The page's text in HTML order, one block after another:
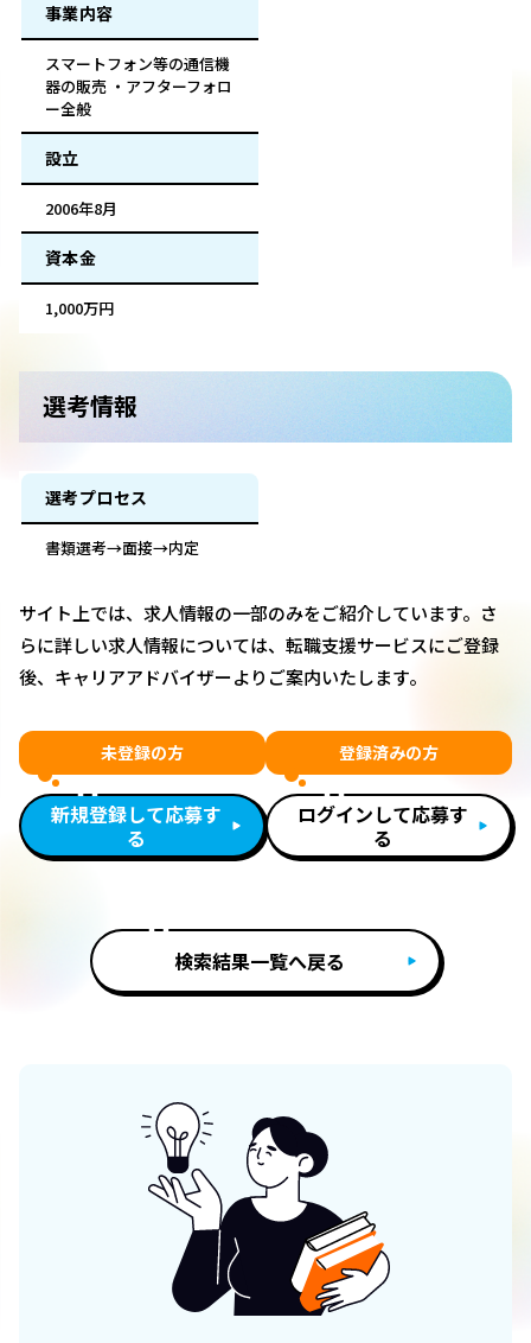
事業内容
スマートフォン等の通信機
器の販売 ・アフターフォロ
ー全般
設立
2006年8月
資本金
1,000万円
選考情報
選考プロセス
書類選考→面接→内定
サイト上では、求人情報の一部のみをご紹介しています。さ
らに詳しい求人情報については、転職支援サービスにご登録
後、キャリアアドバイザーよりご案内いたします。
未登録の方
新規登録して応募す
る
登録済みの方
ログインして応募す
る
検索結果一覧へ戻る